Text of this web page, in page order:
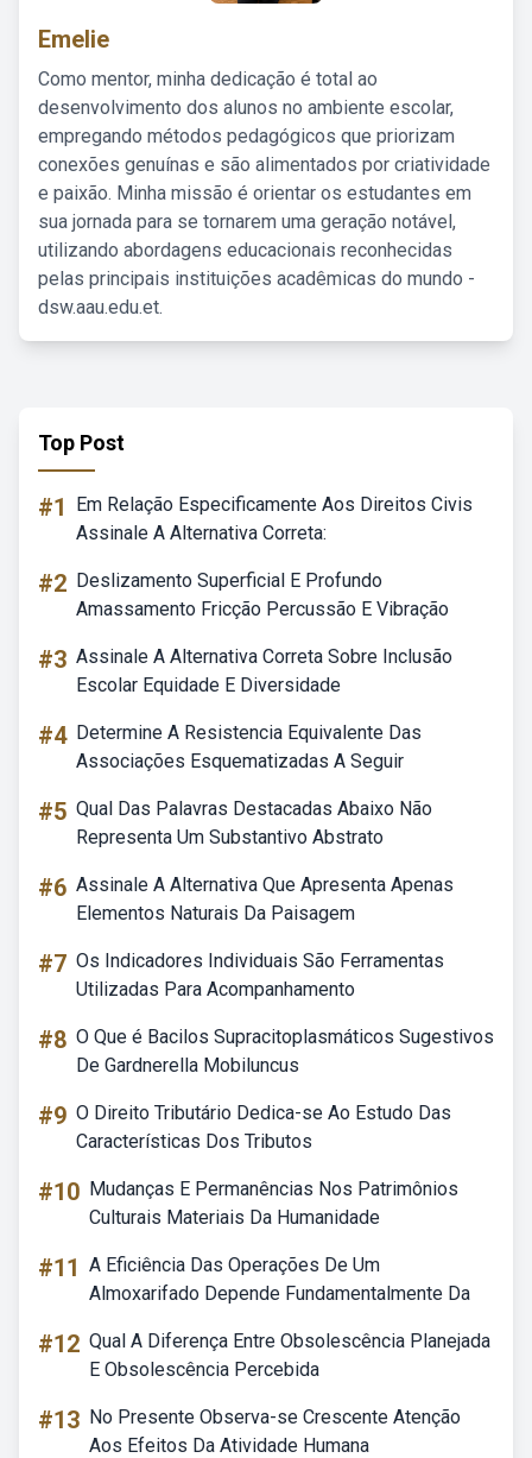
Emelie
Como mentor, minha dedicação é total ao
desenvolvimento dos alunos no ambiente escolar,
empregando métodos pedagógicos que priorizam
conexões genuínas e são alimentados por criatividade
e paixão. Minha missão é orientar os estudantes em
sua jornada para se tornarem uma geração notável,
utilizando abordagens educacionais reconhecidas
pelas principais instituições acadêmicas do mundo -
dsw.aau.edu.et.
Top Post
#1
Em Relação Especificamente Aos Direitos Civis
Assinale A Alternativa Correta:
#2 Deslizamento Superficial E Profundo
Amassamento Fricção Percussão E Vibração
#3 Assinale A Alternativa Correta Sobre Inclusão
Escolar Equidade E Diversidade
#4 Determine A Resistencia Equivalente Das
Associações Esquematizadas A Seguir
#5 Qual Das Palavras Destacadas Abaixo Não
Representa Um Substantivo Abstrato
#6 Assinale A Alternativa Que Apresenta Apenas
Elementos Naturais Da Paisagem
#7 Os Indicadores Individuais São Ferramentas
Utilizadas Para Acompanhamento
#8 O Que é Bacilos Supracitoplasmáticos Sugestivos
De Gardnerella Mobiluncus
#9 O Direito Tributário Dedica-se Ao Estudo Das
Características Dos Tributos
#10 Mudanças E Permanências Nos Patrimônios
Culturais Materiais Da Humanidade
#11 A Eficiência Das Operações De Um
Almoxarifado Depende Fundamentalmente Da
#12 Qual A Diferença Entre Obsolescência Planejada
E Obsolescência Percebida
#13 No Presente Observa-se Crescente Atenção
Aos Efeitos Da Atividade Humana